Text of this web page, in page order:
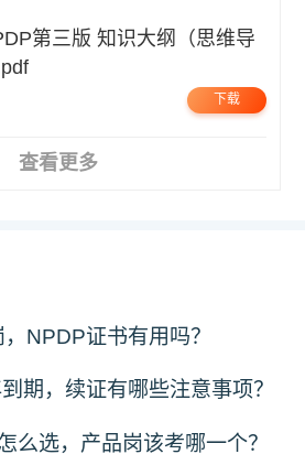
下载
查看更多
NPDP证书有用吗？
期，续证有哪些注意事项？
么选，产品岗该考哪一个？